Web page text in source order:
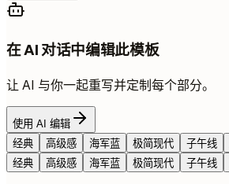
在 AI 对话中编辑此模板
让 AI 与你一起重写并定制每个部分。
使用 AI 编辑
经典
高级感 海军蓝 极简现代 子午线
经典
高级感 海军蓝 极简现代 子午线